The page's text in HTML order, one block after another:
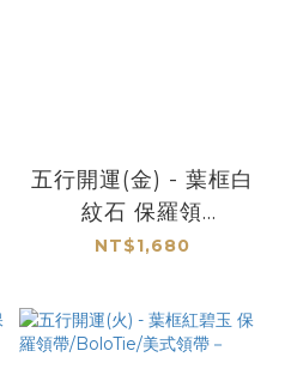
五行開運(金) - 葉框白
紋石 保羅領
帶/BoloTie/美式領帶
NT$1,680